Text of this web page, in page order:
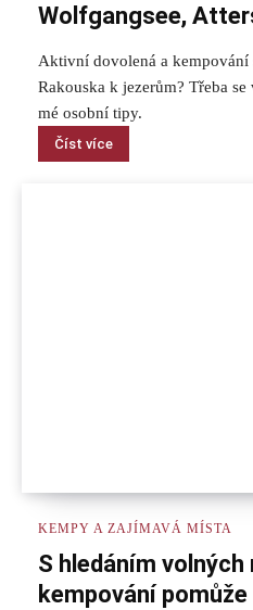
Wolfgangsee,
Aktivní dovolená a kempování
Rakouska k jezerům? Třeba
mé osobní tipy.
Číst více
KEMPY A ZAJÍMAVÁ MÍSTA
S hledáním
kempování